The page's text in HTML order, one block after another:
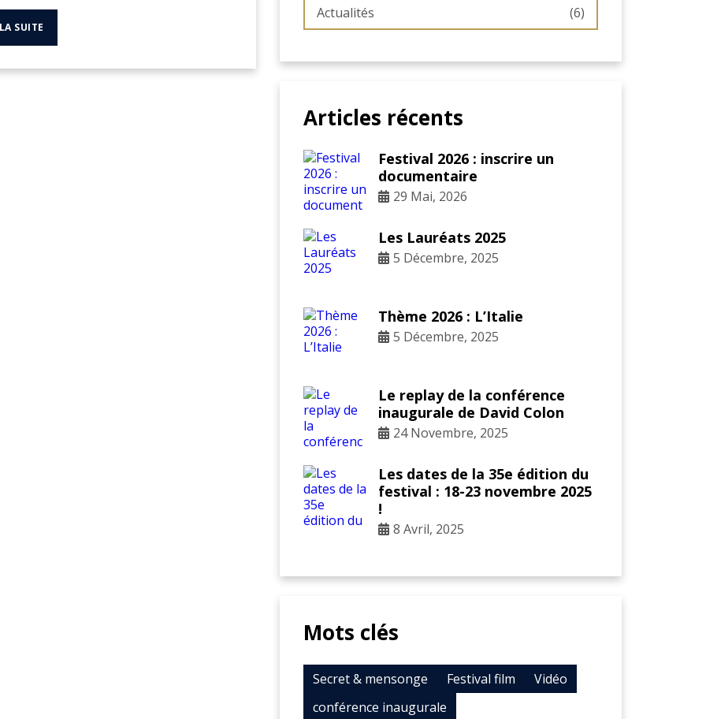
SUITE
Actualités (6)
Articles récents
Festival 2026 : inscrire un
documentaire
29 Mai, 2026
Les Lauréats 2025
5 Décembre, 2025
Thème 2026 : L’Italie
5 Décembre, 2025
Le replay de la conférence
inaugurale de David Colon
24 Novembre, 2025
Les dates de la 35e édition du
festival : 18-23 novembre 2025
!
8 Avril, 2025
Mots clés
Secret & mensonge Festival film
Vidéo
conférence inaugurale